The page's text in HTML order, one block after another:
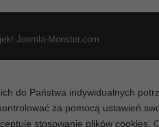
Joomla-Monster.com
do Państwa indywidualnych
za pomocą ustawień
stosowanie plików cookies.